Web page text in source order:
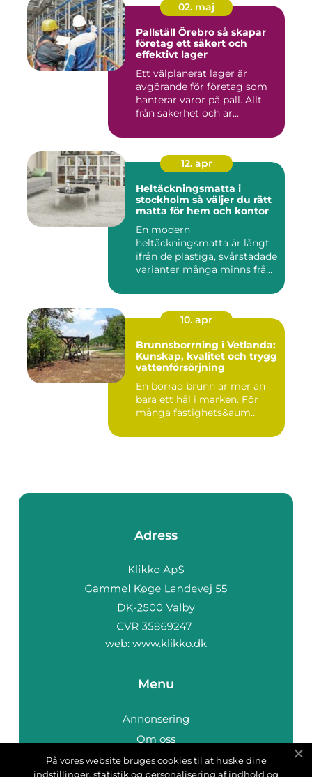
02. maj
Pallställ Örebro så skapar
företag ett säkert och
effektivt lager
Ett välplanerat lager är
avgörande för företag som
hanterar varor på pall. Allt
från säkerhet och ar...
12. apr
Heltäckningsmatta i
stockholm så väljer du rätt
matta för hem och kontor
En modern
heltäckningsmatta är långt
ifrån de plastiga, svårstädade
varianter många minns från
10. apr
Brunnsborrning i Vetlanda:
Kunskap, kvalitet och trygg
vattenförsörjning
En borrad brunn är mer än
bara ett hål i marken. För
många fastighets&aum...
Adress
web: www.klikko.dk
Menu
Annonsering
Om oss
Cookies
På vores website bruges cookies til at huske dine
indstillinger, statistik og personalisering af indhold og